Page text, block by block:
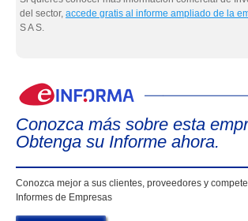
del sector, accede gratis al informe ampliado de la
S A S.
Conozca más sobre esta
Obtenga su Informe ahora.
Conozca mejor a sus clientes, proveedores y
Informes de Empresas